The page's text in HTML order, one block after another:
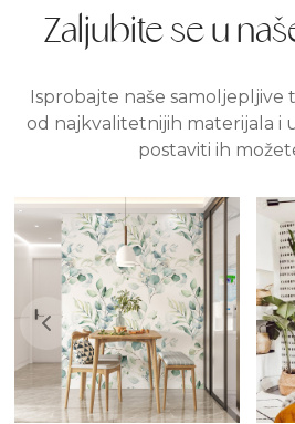
Zaljubite se u
Isprobajte naše samoljepljive
od najkvalitetnijih materijala i
postaviti ih